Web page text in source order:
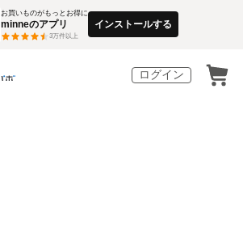
お買いものがもっとお得に
minneのアプリ
3万件以上
インストールする
ログイン